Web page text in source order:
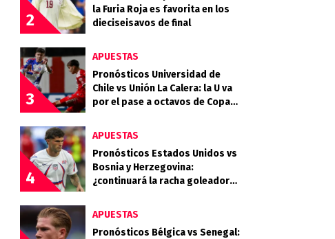
2
la Furia Roja es favorita en los
dieciseisavos de final
3
APUESTAS
Pronósticos Universidad de
Chile vs Unión La Calera: la U va
por el pase a octavos de Copa
4
APUESTAS
Pronósticos Estados Unidos vs
Bosnia y Herzegovina:
¿continuará la racha goleadora
APUESTAS
Pronósticos Bélgica vs Senegal: